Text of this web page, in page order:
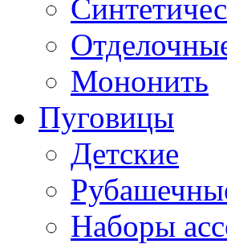
Мононить
Пуговицы
Детские
Наборы